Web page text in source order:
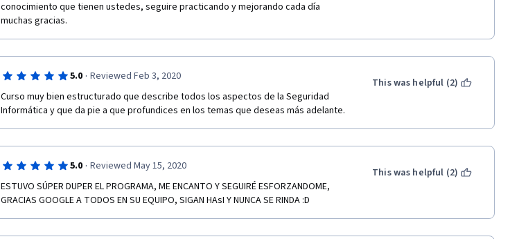
conocimiento que tienen ustedes, seguire practicando y mejorando cada día
muchas gracias.
5.0 · Reviewed Feb 3, 2020
Curso muy bien estructurado que describe todos los aspectos de la Seguridad
Informática y que da pie a que profundices en los temas que deseas más adelante.
This was helpful (2)
5.0 · Reviewed May 15, 2020
ESTUVO SÚPER DUPER EL PROGRAMA, ME ENCANTO Y SEGUIRÉ ESFORZANDOME,
GRACIAS GOOGLE A TODOS EN SU EQUIPO, SIGAN HAsI Y NUNCA SE RINDA :D
This was helpful (2)